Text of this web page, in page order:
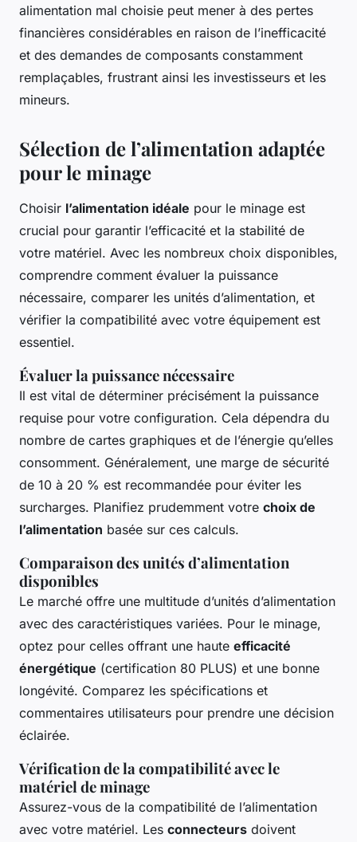
alimentation mal choisie peut mener à des pertes
financières considérables en raison de l’inefficacité
et des demandes de composants constamment
remplaçables, frustrant ainsi les investisseurs et les
mineurs.
Sélection de l’alimentation adaptée
pour le minage
Choisir l’alimentation idéale pour le minage est
crucial pour garantir l’efficacité et la stabilité de
votre matériel. Avec les nombreux choix disponibles,
comprendre comment évaluer la puissance
nécessaire, comparer les unités d’alimentation, et
vérifier la compatibilité avec votre équipement est
essentiel.
Évaluer la puissance nécessaire
Il est vital de déterminer précisément la puissance
requise pour votre configuration. Cela dépendra du
nombre de cartes graphiques et de l’énergie qu’elles
consomment. Généralement, une marge de sécurité
de 10 à 20 % est recommandée pour éviter les
surcharges. Planifiez prudemment votre choix de
l’alimentation basée sur ces calculs.
Comparaison des unités d’alimentation
disponibles
Le marché offre une multitude d’unités d’alimentation
avec des caractéristiques variées. Pour le minage,
optez pour celles offrant une haute efficacité
énergétique (certification 80 PLUS) et une bonne
longévité. Comparez les spécifications et
commentaires utilisateurs pour prendre une décision
éclairée.
Vérification de la compatibilité avec le
matériel de minage
Assurez-vous de la compatibilité de l’alimentation
avec votre matériel. Les connecteurs doivent